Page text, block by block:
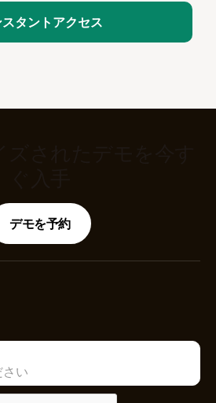
デモを予約